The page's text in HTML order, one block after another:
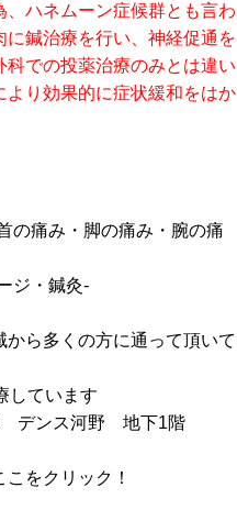
ハネムーン症候群とも言わ
に鍼治療を行い、神経促通を
での投薬治療のみとは違い
り効果的に症状緩和をはか
の痛み・脚の痛み・腕の痛
ジ・鍼灸‐
ら多くの方に通って頂いて
ています
デンス河野 地下1階
こをクリック！